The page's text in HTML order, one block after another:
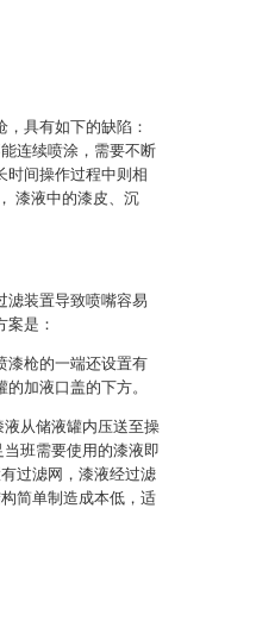
具有如下的缺陷：
连续喷涂，需要不断
时间操作过程中则相
漆液中的漆皮、沉
滤装置导致喷嘴容易
是：
漆枪的一端还设置有
加液口盖的下方。
从储液罐内压送至操
班需要使用的漆液即
过滤网，漆液经过滤
简单制造成本低，适